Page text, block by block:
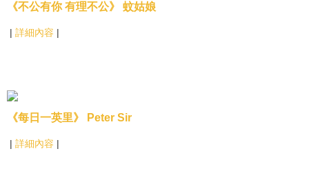
《不公有你 有理不公》 蚊姑娘
| 詳細內容 |
《每日一英里》 Peter Sir
| 詳細內容 |